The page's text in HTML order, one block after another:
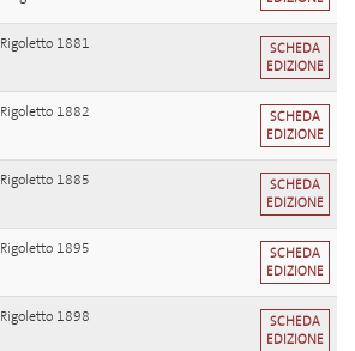
Rigoletto 1881
SCHEDA
EDIZIONE
Rigoletto 1882
SCHEDA
EDIZIONE
Rigoletto 1885
SCHEDA
EDIZIONE
Rigoletto 1895
SCHEDA
EDIZIONE
Rigoletto 1898
SCHEDA
EDIZIONE